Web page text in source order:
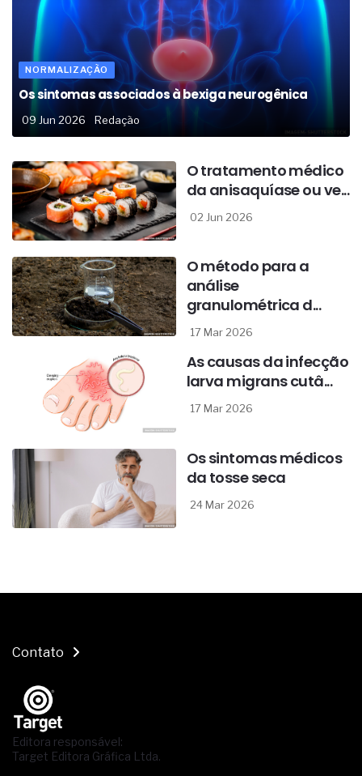
NORMALIZAÇÃO
Os sintomas associados à bexiga neurogênica
09 Jun 2026 Redação
O tratamento médico
da anisaquíase ou ve...
02 Jun 2026
O método para a
análise
granulométrica d...
17 Mar 2026
As causas da infecção
larva migrans cutâ...
17 Mar 2026
Os sintomas médicos
da tosse seca
24 Mar 2026
Contato
Editora responsável:
Target Editora Gráfica Ltda.